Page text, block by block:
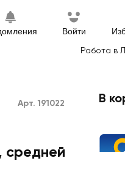
Войти
Работа в
Арт. 191022
средней
В